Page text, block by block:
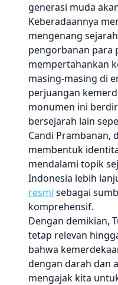
generasi muda
Keberadaannya
mengenang
pengorbanan para
mempertahankan
masing-masing di
perjuangan
monumen ini
bersejarah lain
Candi Prambanan,
membentuk
mendalami topik
Indonesia lebih
resmi sebagai
komprehensif.
Dengan demikian,
tetap relevan
bahwa
dengan darah dan
mengajak kita